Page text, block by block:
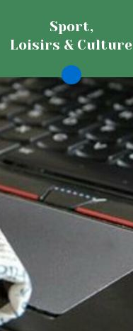
Sport,
Loisirs & Culture